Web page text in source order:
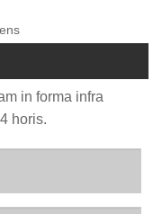
in forma infra
horis.